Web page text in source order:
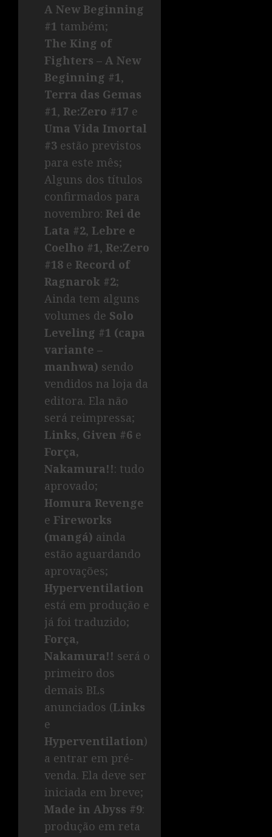
A New Beginning
#1 também;
The King of
Fighters – A New
Beginning #1,
Terra das Gemas
#1, Re:Zero #17 e
Uma Vida Imortal
#3 estão previstos
para este mês;
Alguns dos títulos
confirmados para
novembro: Rei de
Lata #2, Lebre e
Coelho #1, Re:Zero
#18 e Record of
Ragnarok #2;
Ainda tem alguns
volumes de Solo
Leveling #1 (capa
variante –
manhwa) sendo
vendidos na loja da
editora. Ela não
será reimpressa;
Links, Given #6 e
Força,
Nakamura!!: tudo
aprovado;
Homura Revenge
e Fireworks
(mangá) ainda
estão aguardando
aprovações;
Hyperventilation
está em produção e
já foi traduzido;
Força,
Nakamura!! será o
primeiro dos
demais BLs
anunciados (Links
e
Hyperventilation)
a entrar em pré-
venda. Ela deve ser
iniciada em breve;
Made in Abyss #9:
produção em reta